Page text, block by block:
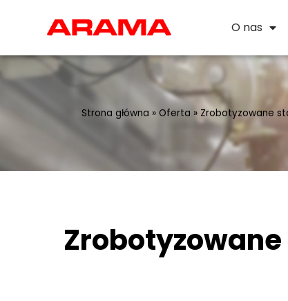
O nas
Strona główna » Oferta » Zrobotyzowane